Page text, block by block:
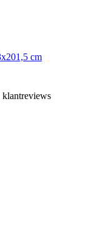
cm
klantreviews